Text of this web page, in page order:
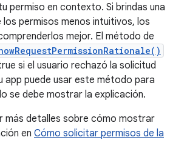
permiso en contexto. Si brindas una
permisos menos intuitivos, los
mejor. El método de
si el usuario rechazó la solicitud
app puede usar este método para
se debe mostrar la explicación.
más detalles sobre cómo mostrar
en Cómo solicitar permisos de la